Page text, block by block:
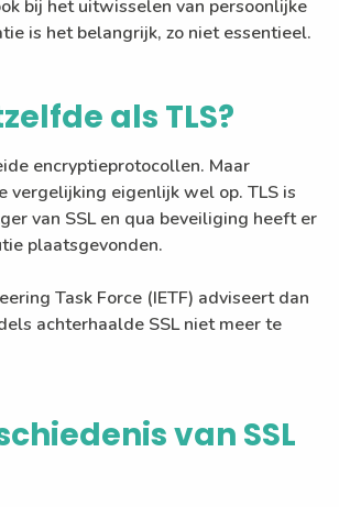
bij het uitwisselen van persoonlijke
is het belangrijk, zo niet essentieel.
als TLS?
encryptieprotocollen. Maar
vergelijking eigenlijk wel op. TLS is
van SSL en qua beveiliging heeft er
plaatsgevonden.
Task Force (IETF) adviseert dan
achterhaalde SSL niet meer te
van SSL